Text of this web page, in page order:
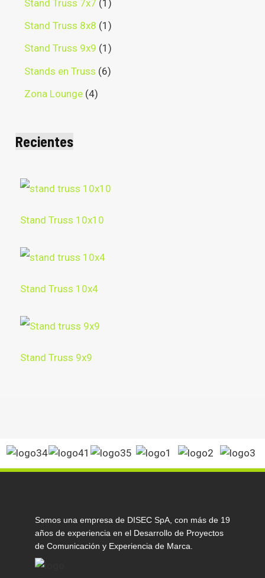
Stand Truss 7x7 1
Stand Truss 8x8 1
Stand Truss 9x9 1
Stands en Truss 6
Zona Lounge 4
Recientes
Stand Truss 10x10
Stand Truss 10x4
Stand Truss 9x9
Somos una empresa de DISEC SpA, con más de 19
años de experiencia en el Desarrollo de Proyectos
de Comunicación y Experiencia de Marca.